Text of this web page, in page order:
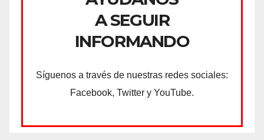
A SEGUIR
INFORMANDO
Síguenos a través de nuestras redes sociales:
Facebook, Twitter y YouTube.